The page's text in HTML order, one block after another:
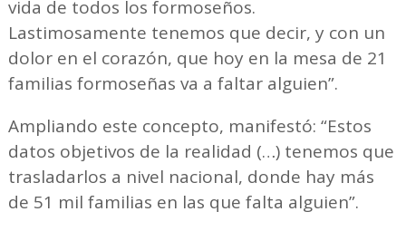
vida de todos los formoseños.
Lastimosamente tenemos que decir, y con un
dolor en el corazón, que hoy en la mesa de 21
familias formoseñas va a faltar alguien”.
Ampliando este concepto, manifestó: “Estos
datos objetivos de la realidad (…) tenemos que
trasladarlos a nivel nacional, donde hay más
de 51 mil familias en las que falta alguien”.